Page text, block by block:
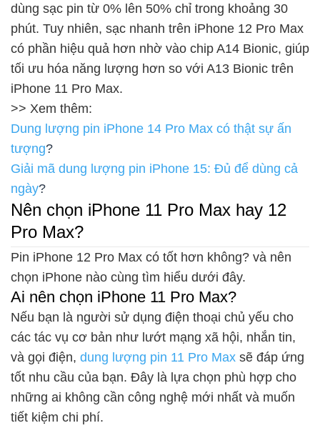
dùng sạc pin từ 0% lên 50% chỉ trong khoảng 30
phút. Tuy nhiên, sạc nhanh trên iPhone 12 Pro Max
có phần hiệu quả hơn nhờ vào chip A14 Bionic, giúp
tối ưu hóa năng lượng hơn so với A13 Bionic trên
iPhone 11 Pro Max.
>> Xem thêm:
Dung lượng pin iPhone 14 Pro Max có thật sự ấn
tượng?
Giải mã dung lượng pin iPhone 15: Đủ để dùng cả
ngày?
Nên chọn iPhone 11 Pro Max hay 12
Pro Max?
Pin iPhone 12 Pro Max có tốt hơn không? và nên
chọn iPhone nào cùng tìm hiểu dưới đây.
Ai nên chọn iPhone 11 Pro Max?
Nếu bạn là người sử dụng điện thoại chủ yếu cho
các tác vụ cơ bản như lướt mạng xã hội, nhắn tin,
và gọi điện, dung lượng pin 11 Pro Max sẽ đáp ứng
tốt nhu cầu của bạn. Đây là lựa chọn phù hợp cho
những ai không cần công nghệ mới nhất và muốn
tiết kiệm chi phí.